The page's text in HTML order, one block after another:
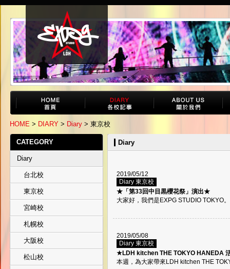
HOME > DIARY > Diary > 東京校
CATEGORY
Diary
台北校
東京校
宮崎校
札幌校
大阪校
松山校
Diary
2019/05/12
Diary 東京校
★「第33回中目黒櫻花祭」演出★
大家好，我們是EXPG STUDIO TOKYO
2019/05/08
Diary 東京校
★LDH kitchen THE TOKYO HANEDA
本週，為大家帶來LDH kitchen THE